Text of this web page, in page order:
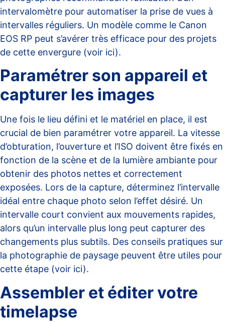
intervalomètre pour automatiser la prise de vues à
intervalles réguliers. Un modèle comme le Canon
EOS RP peut s’avérer très efficace pour des projets
de cette envergure (voir ici).
Paramétrer son appareil et
capturer les images
Une fois le lieu défini et le matériel en place, il est
crucial de bien paramétrer votre appareil. La vitesse
d’obturation, l’ouverture et l’ISO doivent être fixés en
fonction de la scène et de la lumière ambiante pour
obtenir des photos nettes et correctement
exposées. Lors de la capture, déterminez l’intervalle
idéal entre chaque photo selon l’effet désiré. Un
intervalle court convient aux mouvements rapides,
alors qu’un intervalle plus long peut capturer des
changements plus subtils. Des conseils pratiques sur
la photographie de paysage peuvent être utiles pour
cette étape (voir ici).
Assembler et éditer votre
timelapse